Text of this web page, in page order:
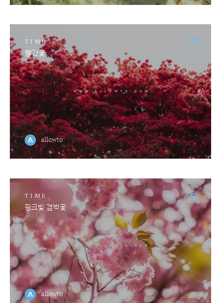
TIME
빨간꽃
allowto
TIME
핑크빛 겹벚꽃
allowto